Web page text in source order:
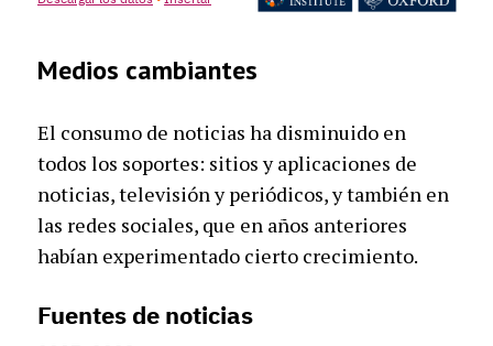
Medios cambiantes
El consumo de noticias ha disminuido en
todos los soportes: sitios y aplicaciones de
noticias, televisión y periódicos, y también en
las redes sociales, que en años anteriores
habían experimentado cierto crecimiento.